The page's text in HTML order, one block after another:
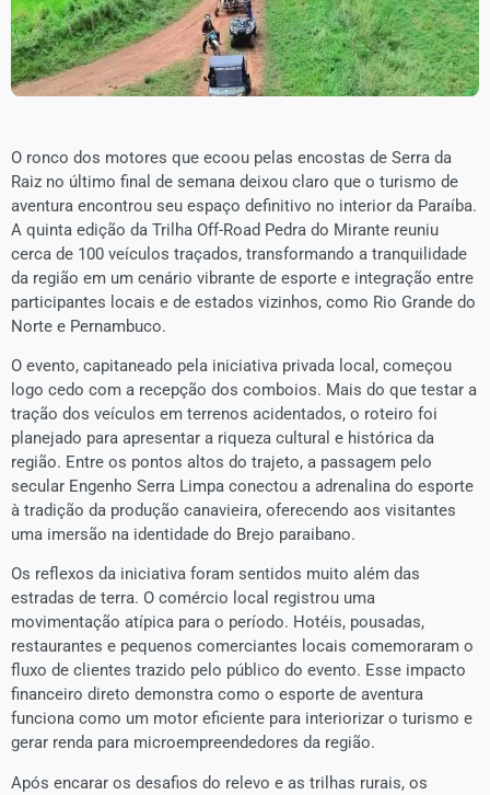
O ronco dos motores que ecoou pelas encostas de Serra da
Raiz no último final de semana deixou claro que o turismo de
aventura encontrou seu espaço definitivo no interior da Paraíba.
A quinta edição da Trilha Off-Road Pedra do Mirante reuniu
cerca de 100 veículos traçados, transformando a tranquilidade
da região em um cenário vibrante de esporte e integração entre
participantes locais e de estados vizinhos, como Rio Grande do
Norte e Pernambuco.
​O evento, capitaneado pela iniciativa privada local, começou
logo cedo com a recepção dos comboios. Mais do que testar a
tração dos veículos em terrenos acidentados, o roteiro foi
planejado para apresentar a riqueza cultural e histórica da
região. Entre os pontos altos do trajeto, a passagem pelo
secular Engenho Serra Limpa conectou a adrenalina do esporte
à tradição da produção canavieira, oferecendo aos visitantes
uma imersão na identidade do Brejo paraibano.
​Os reflexos da iniciativa foram sentidos muito além das
estradas de terra. O comércio local registrou uma
movimentação atípica para o período. Hotéis, pousadas,
restaurantes e pequenos comerciantes locais comemoraram o
fluxo de clientes trazido pelo público do evento. Esse impacto
financeiro direto demonstra como o esporte de aventura
funciona como um motor eficiente para interiorizar o turismo e
gerar renda para microempreendedores da região.
​Após encarar os desafios do relevo e as trilhas rurais, os